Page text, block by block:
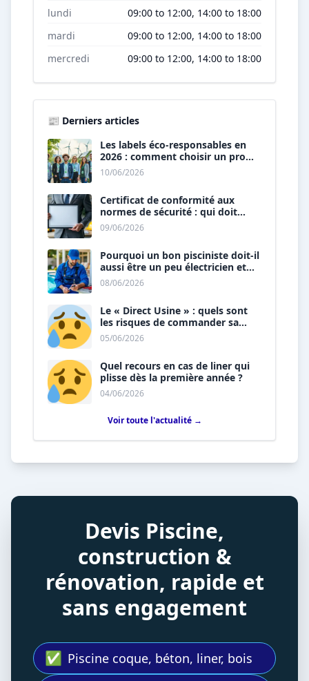
lundi
09:00 to 12:00, 14:00 to 18:00
mardi
09:00 to 12:00, 14:00 to 18:00
mercredi
09:00 to 12:00, 14:00 to 18:00
📰 Derniers articles
Les labels éco-responsables en
2026 : comment choisir un pro
« vert » ?
10/06/2026
Certificat de conformité aux
normes de sécurité : qui doit
vous le délivrer ?
09/06/2026
Pourquoi un bon pisciniste doit-il
aussi être un peu électricien et
plombier ?
08/06/2026
Le « Direct Usine » : quels sont
les risques de commander sa
piscine sans installateur ?
05/06/2026
Quel recours en cas de liner qui
plisse dès la première année ?
04/06/2026
Voir toute l'actualité →
Devis Piscine,
construction &
rénovation, rapide et
sans engagement
✅ Piscine coque, béton, liner, bois